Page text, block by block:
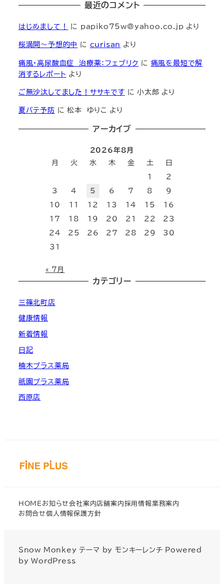
最近のコメント
はじめまして！ に papiko75w@yahoo.co.jp より
桜満開～予想的中 に curisan より
痛風・高尿酸血症 治療薬：フェブリク に 痛風を最短で解
消するレポート より
ご無沙汰してました！ササキです に小太郎 より
夏バテ予防 に松本 ゆりこ より
アーカイブ
2026年8月
月
火 水 木 金 土
日
1
2
3
4 5 6 7 8
9
10
11 12 13 14 15
16
17
18 19 20 21 22
23
24
25 26 27 28 29
30
31
« 7月
カテゴリー
三篠北町店
健康情報
新着情報
日記
楠木プラス薬局
祇園プラス薬局
西原店
HOMEお知らせ会社案内店舗案内採用情報業務案内
お問合せ個人情報保護方針
Snow Monkey テーマ byモンキーレンチ Powered
byWordPress